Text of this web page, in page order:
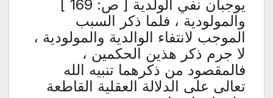
يوجبان نفي الولدية [ ص: 169 ]
والمولودية ، فلما ذكر السبب
الموجب لانتفاء الوالدية والمولودية ،
لا جرم ذكر هذين الحكمين ،
فالمقصود من ذكرهما تنبيه الله
تعالى على الدلالة العقلية القاطعة